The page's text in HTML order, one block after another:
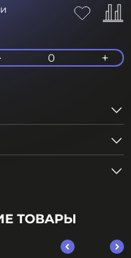
0 +
ТОВАРЫ